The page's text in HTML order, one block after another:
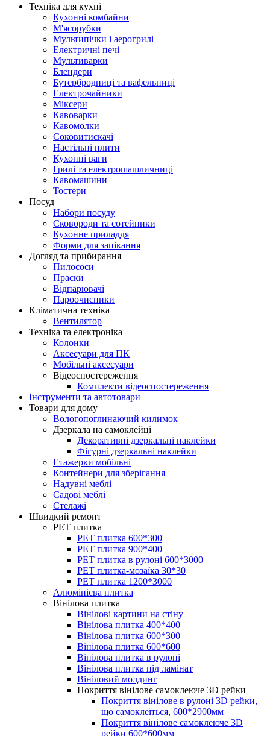
Техніка для кухні
Кухонні комбайни
М'ясорубки
Мультипічки і аерогрилі
Електричні печі
Мультиварки
Блендери
Бутербродниці та вафельниці
Електрочайники
Міксери
Кавоварки
Кавомолки
Соковитискачі
Настільні плити
Кухонні ваги
Грилі та електрошашличниці
Кавомашини
Тостери
Посуд
Набори посуду
Сковороди та сотейники
Кухонне приладдя
Форми для запікання
Догляд та прибирання
Пилососи
Праски
Відпарювачі
Пароочисники
Кліматична техніка
Вентилятор
Техніка та електроніка
Колонки
Аксесуари для ПК
Мобільні аксесуари
Відеоспостереження
Комплекти відеоспостереження
Інструменти та автотовари
Товари для дому
Вологопоглинаючий килимок
Дзеркала на самоклейці
Декоративні дзеркальні наклейки
Фігурні дзеркальні наклейки
Етажерки мобільні
Контейнери для зберігання
Надувні меблі
Садові меблі
Стелажі
Швидкий ремонт
PЕT плитка
PET плитка 600*300
PET плитка 900*400
PET плитка в рулоні 600*3000
PET плитка-мозаїка 30*30
PЕT плитка 1200*3000
Алюмінієва плитка
Вінілова плитка
Вінілові картини на стіну
Вінілова плитка 400*400
Вінілова плитка 600*300
Вінілова плитка 600*600
Вінілова плитка в рулоні
Вінілова плитка під ламінат
Вініловий молдинг
Покриття вінілове самоклеюче 3D рейки
Покриття вінілове в рулоні 3D рейки,
що самоклеїться, 600*2900мм
Покриття вінілове самоклеюче 3D
рейки 600*600мм